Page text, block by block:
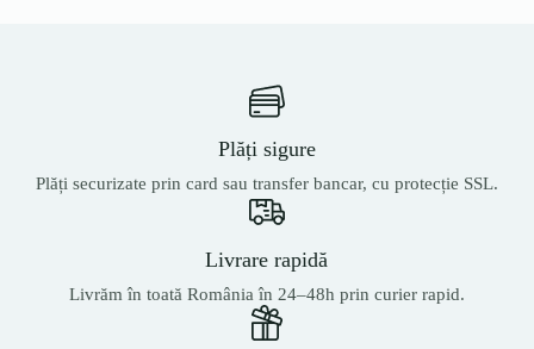
Plăți sigure
Plăți securizate prin card sau transfer bancar, cu protecție SSL.
Livrare rapidă
Livrăm în toată România în 24–48h prin curier rapid.